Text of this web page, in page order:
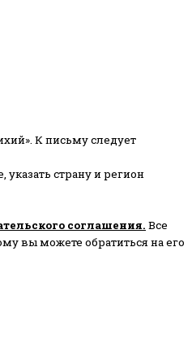
К письму следует
страну и регион
соглашения. Все
вы можете обратиться на его